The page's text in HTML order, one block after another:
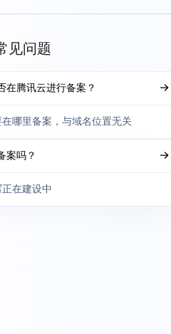
见问题
在腾讯云进行备案？
哪里备案，与域名位置无关
案吗？
在建设中